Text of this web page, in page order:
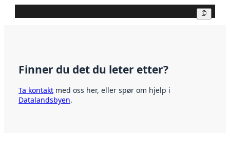
Finner du det du leter etter?
Ta kontakt med oss her, eller spør om hjelp i
Datalandsbyen.